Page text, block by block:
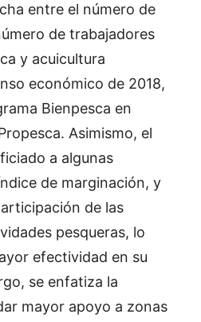
entre el número de
de trabajadores
y acuicultura
económico de 2018,
Bienpesca en
Asimismo, el
a algunas
de marginación, y
de las
pesqueras, lo
efectividad en su
se enfatiza la
mayor apoyo a zonas